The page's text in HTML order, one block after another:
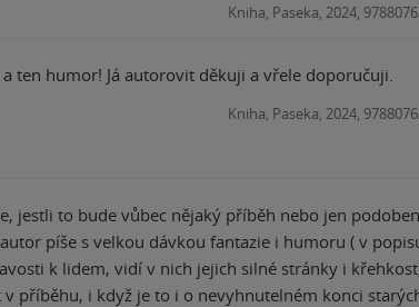
Kniha, Paseka, 2024,
ten humor! Já autorovit děkuji a vřele doporučuji.
Kniha, Paseka, 2024,
jestli to bude vůbec nějaký příběh nebo jen
píše s velkou dávkou fantazie i humoru ( v
k lidem, vidí v nich jejich silné stránky i
příběhu, i když je to i o nevyhnutelném konci